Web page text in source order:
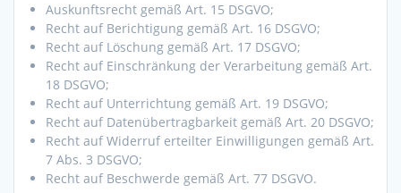
Auskunftsrecht gemäß Art. 15 DSGVO;
Recht auf Berichtigung gemäß Art. 16 DSGVO;
Recht auf Löschung gemäß Art. 17 DSGVO;
Recht auf Einschränkung der Verarbeitung gemäß Art.
18 DSGVO;
Recht auf Unterrichtung gemäß Art. 19 DSGVO;
Recht auf Datenübertragbarkeit gemäß Art. 20 DSGVO;
Recht auf Widerruf erteilter Einwilligungen gemäß Art.
7 Abs. 3 DSGVO;
Recht auf Beschwerde gemäß Art. 77 DSGVO.